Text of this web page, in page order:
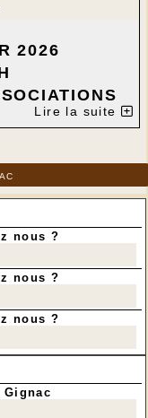
2026
Lire la suite
nous ?
nous ?
nous ?